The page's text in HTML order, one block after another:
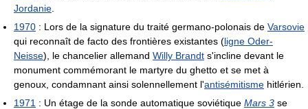
Jordanie
1970 : Lors de la signature du traité germano-polonais de Varsovie
qui reconnaît de facto des frontières existantes (ligne Oder-
Neisse), le chancelier allemand Willy Brandt s'incline devant le
monument commémorant le martyre du ghetto et se met à
genoux, condamnant ainsi solennellement l'antisémitisme hitlérien.
1971 : Un étage de la sonde automatique soviétique Mars 3 se